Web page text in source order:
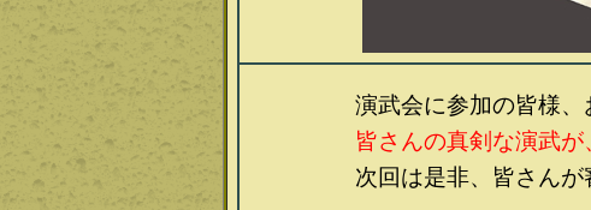
演武会に参加の皆様、お
皆さんの真剣な演武
次回は是非、皆さんが審査